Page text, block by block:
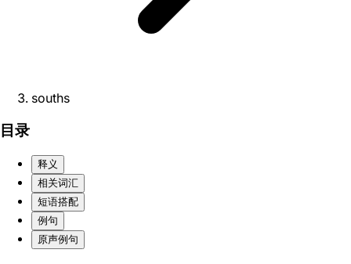
souths
目录
释义
相关词汇
短语搭配
例句
原声例句